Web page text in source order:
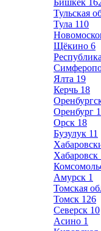
Бишкек
Тульская
Тула 110
Щёкино 6
Ялта 19
Керчь 18
Оренбург
Орск 18
Бузулук 11
Хабаровск
Амурск 1
Томская
Томск 126
Северск 10
Асино 1